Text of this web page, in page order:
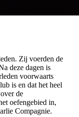
Zij voerden de
deze dagen is
voorwaarts
is en dat het heel
de
oefengebied in,
Compagnie.